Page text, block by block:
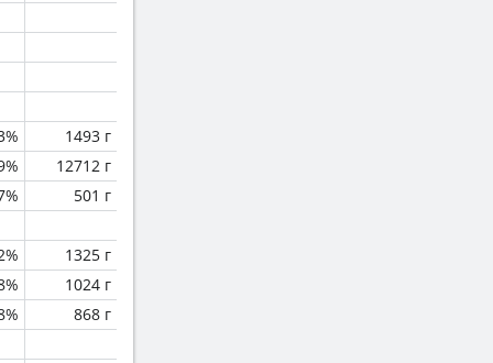
1493 г
12712 г
501 г
1325 г
1024 г
868 г